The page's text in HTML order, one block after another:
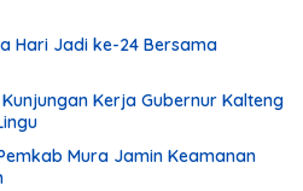
Hari Jadi ke-24 Bersama
Kerja Gubernur Kalteng
Mura Jamin Keamanan